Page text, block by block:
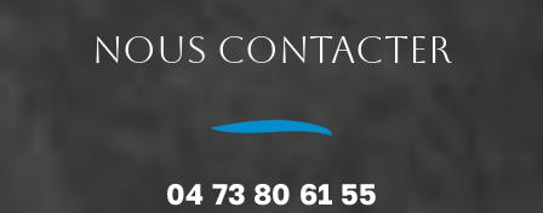
NOUS CONTACTER
04 73 80 61 55